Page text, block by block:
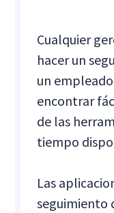
Cualquier
hacer un
un
encontrar
de las
tiempo
Las
seguimiento